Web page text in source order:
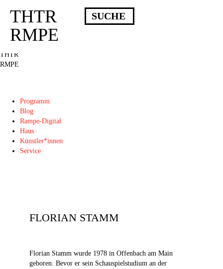
Deprecated : Die Funktion post_permalink ist seit Version 4.4.0 veraltet!
Verwende stattdessen get_permalink(). in
/homepages/10/d43051023/htdocs/wordpress/wp-includes/functions.php
THTR
RMPE
Programm
Blog
Rampe-Digital
Haus
Künstler*innen
Service
THTR
RMPE
FLORIAN STAMM
Florian Stamm wurde 1978 in Offenbach am Main
geboren. Bevor er sein Schauspielstudium an der